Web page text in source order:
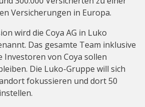
Versicherungen in Europa.
wird die Coya AG in Luko
Das gesamte Team inklusive
Investoren von Coya sollen
Die Luko-Gruppe will sich
fokussieren und dort 50